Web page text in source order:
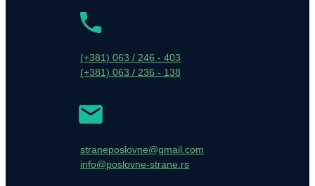
(+381) 063 / 246 - 403
(+381) 063 / 236 - 138
straneposlovne@gmail.com
info@poslovne-strane.rs